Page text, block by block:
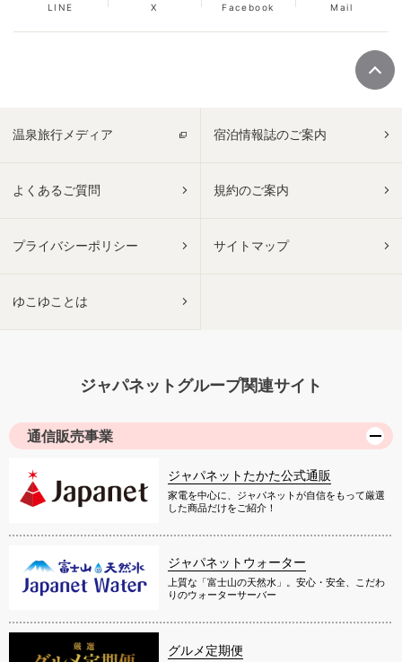
LINE X Facebook Mail
温泉旅行メディア 宿泊情報誌のご案内
よくあるご質問 規約のご案内
プライバシーポリシー サイトマップ
ゆこゆことは
ジャパネットグループ関連サイト
通信販売事業
ジャパネットたかた公式通販
家電を中心に、ジャパネットが自信をもって厳選
した商品だけをご紹介！
ジャパネットウォーター
上質な「富士山の天然水」。安心・安全、こだわ
りのウォーターサーバー
グルメ定期便